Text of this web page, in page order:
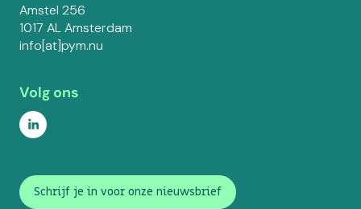
Amstel 256
1017 AL Amsterdam
info[at]pym.nu
Volg ons
Schrijf je in voor onze nieuwsbrief